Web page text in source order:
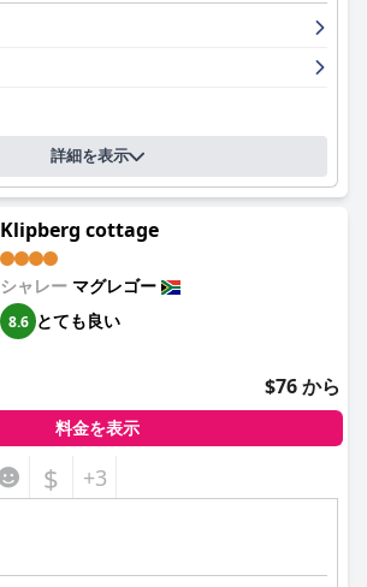
詳細を表示
Klipberg cottage
シャレー マグレゴー
8.6 とても良い
$76 から
料金を表示
$ +3